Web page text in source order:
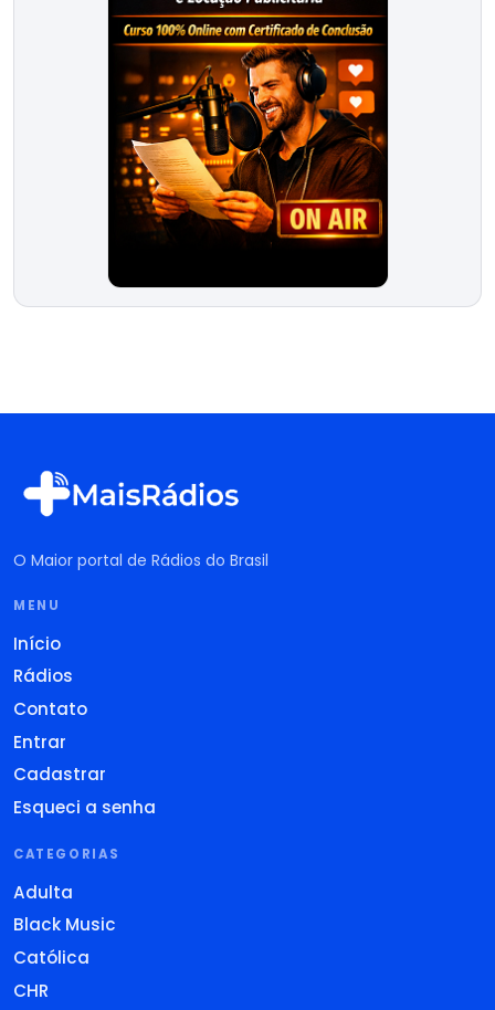
O Maior portal de Rádios do Brasil
MENU
Início
Rádios
Contato
Entrar
Cadastrar
Esqueci a senha
CATEGORIAS
Adulta
Black Music
Católica
CHR